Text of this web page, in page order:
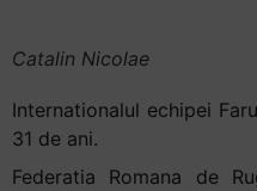
Catalin Nicolae
Internationalul echipei
31 de ani.
Federatia Romana de